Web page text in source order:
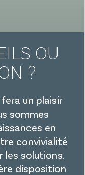
OU
?
un plaisir
sommes
en
convivialité
solutions.
disposition